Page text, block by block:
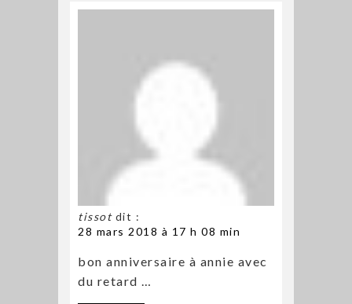
tissot dit :
28 mars 2018 à 17 h 08 min
bon anniversaire à annie avec
du retard …